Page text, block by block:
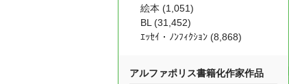
絵本 (1,051)
BL (31,452)
ｴｯｾｲ・ﾉﾝﾌｨｸｼｮﾝ (8,868)
アルファポリス書籍化作家作品